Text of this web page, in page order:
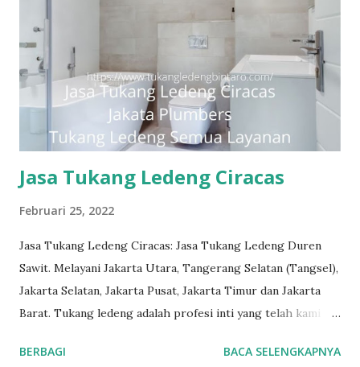
kepuasan pelanggan adalah komitmen kami. Layanan
profesional, tim tukang ledeng yang berpengalaman, kami
dapat memberi Anda solusi untuk masalah apa pun, mulai
dari masalah kecil sampai besar. Keunggulan kami. Respon
Cepat, masalah diselesaikan dengan cepat dan efisien.
Teknisi Profesional dan berpengalaman sehingga pekerjaan
dilakukan dengan benar. La...
Jasa Tukang Ledeng Ciracas
Februari 25, 2022
Jasa Tukang Ledeng Ciracas: Jasa Tukang Ledeng Duren
Sawit. Melayani Jakarta Utara, Tangerang Selatan (Tangsel),
Jakarta Selatan, Jakarta Pusat, Jakarta Timur dan Jakarta
Barat. Tukang ledeng adalah profesi inti yang telah kami
yang terjamin. #tukangledengjakartapusat
BERBAGI BACA SELENGKAPNYA